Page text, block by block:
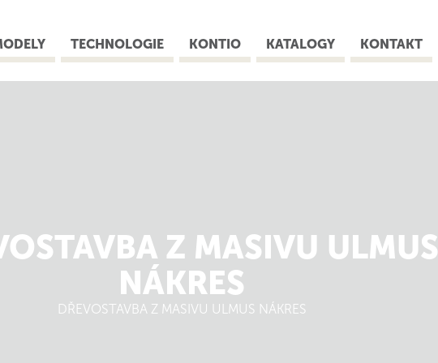
TECHNOLOGIE KONTIO KATALOGY KONTAKT
Z MASIVU ULMUS
NÁKRES
DŘEVOSTAVBA Z MASIVU ULMUS NÁKRES